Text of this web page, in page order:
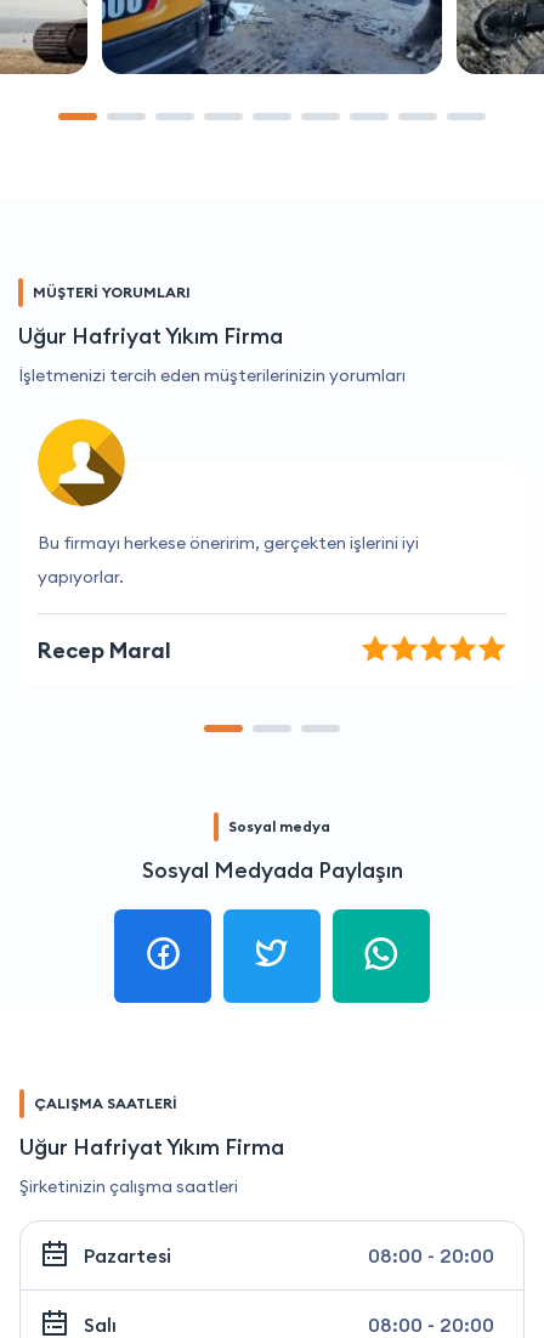
MÜŞTERİ YORUMLARI
Uğur Hafriyat Yıkım Firma
İşletmenizi tercih eden müşterilerinizin yorumları
Çalışanlar çok yardımcı oluyor ve her zaman güleryüzle
hizmet ediyorlar.
Okan Öztürk
Sosyal medya
Sosyal Medyada Paylaşın
ÇALIŞMA SAATLERİ
Uğur Hafriyat Yıkım Firma
Şirketinizin çalışma saatleri
Pazartesi 08:00 - 20:00
Salı 08:00 - 20:00